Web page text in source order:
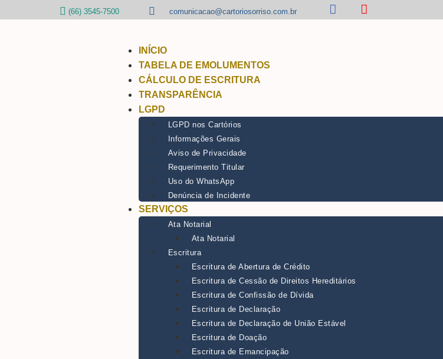
(66) 3545-7500 comunicacao@cartoriosorriso.com.br
INÍCIO
TABELA DE EMOLUMENTOS
CÁLCULO DE ESCRITURA
TRANSPARÊNCIA
LGPD
LGPD nos Cartórios
Informações Gerais
Aviso de Privacidade
Requerimento Titular
Uso do WhatsApp
Denúncia de Incidente
SERVIÇOS
Ata Notarial
Ata Notarial
Escritura
Escritura de Abertura de Crédito
Escritura de Cessão de Direitos Hereditários
Escritura de Confissão de Dívida
Escritura de Declaração
Escritura de Declaração de União Estável
Escritura de Doação
Escritura de Emancipação